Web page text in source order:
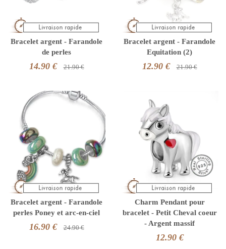
Bracelet argent - Farandole
de perles
14.90 € 21.90 €
Bracelet argent - Farandole
Equitation (2)
12.90 € 21.90 €
Bracelet argent - Farandole
perles Poney et arc-en-ciel
16.90 € 24.90 €
Charm Pendant pour
bracelet - Petit Cheval coeur
- Argent massif
12.90 €